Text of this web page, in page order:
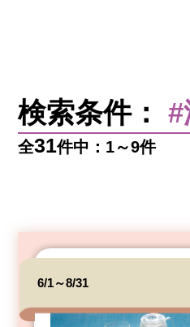
検索条件：#
全31件中：1～9件
6/1～8/31